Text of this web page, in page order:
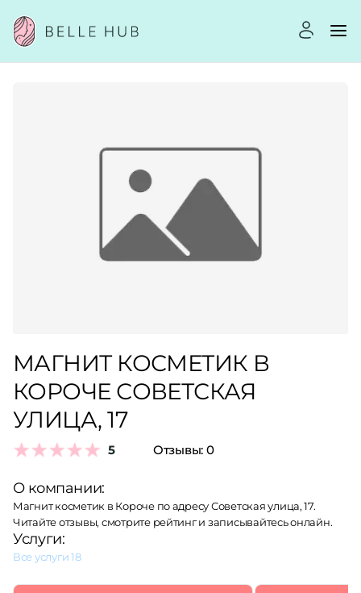
МАГНИТ КОСМЕТИК В
КОРОЧЕ СОВЕТСКАЯ
УЛИЦА, 17
5 Отзывы: 0
О компании:
Магнит косметик в Короче по адресу Советская улица, 17.
Читайте отзывы, смотрите рейтинг и записывайтесь онлайн.
Услуги:
Все услуги18